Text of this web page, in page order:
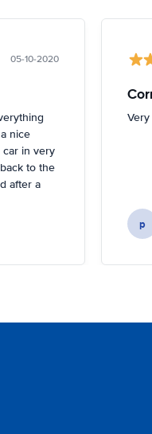
05-10-2020
nice
car in very
to the
after a
p